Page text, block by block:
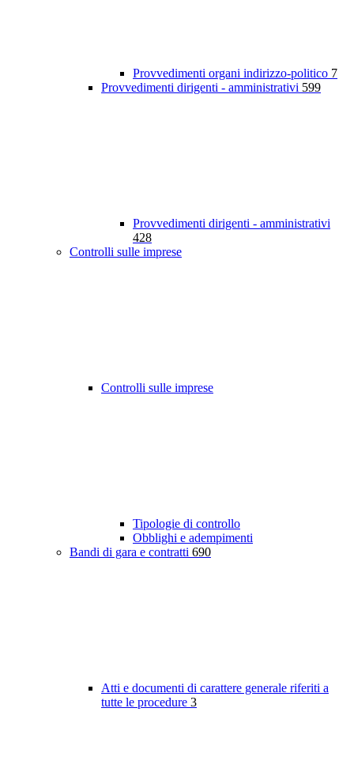
Provvedimenti organi indirizzo-politico 7
Provvedimenti dirigenti - amministrativi 599
Provvedimenti dirigenti - amministrativi
428
Controlli sulle imprese
Controlli sulle imprese
Tipologie di controllo
Obblighi e adempimenti
Bandi di gara e contratti 690
Atti e documenti di carattere generale riferiti a
tutte le procedure 3